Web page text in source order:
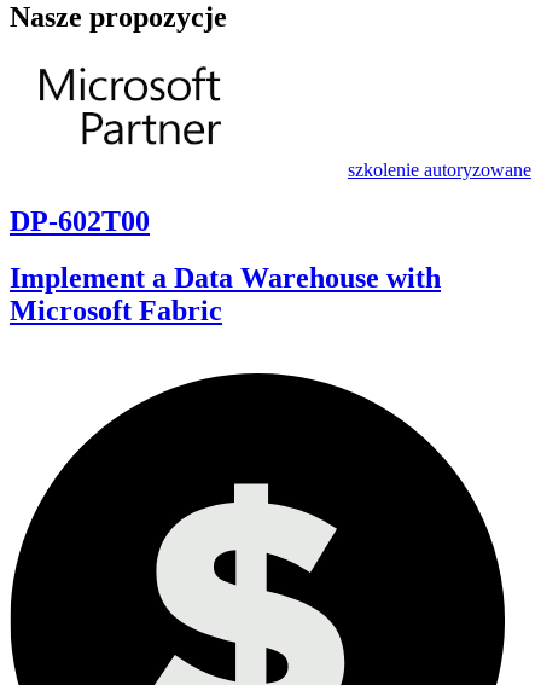
Nasze propozycje
szkolenie autoryzowane
DP-602T00
Implement a Data Warehouse with
Microsoft Fabric